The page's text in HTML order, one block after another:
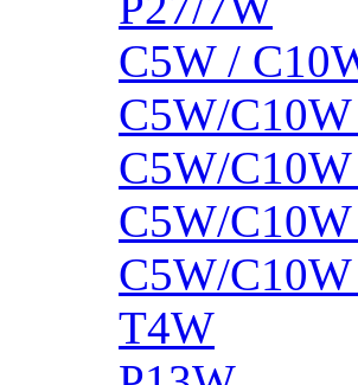
C5W /
C5W/
C5W/
C5W/
C5W/
T4W